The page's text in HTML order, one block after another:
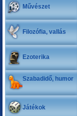
Művészet
Filozófia, vallás
Ezoterika
Szabadidő, humor
Játékok